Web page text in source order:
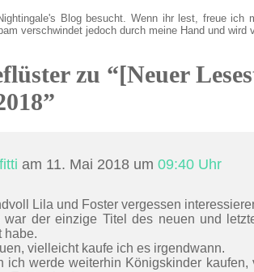
Blog besucht. Wenn ihr lest, freue ich
verschwindet jedoch durch meine Hand und wird
zu “[Neuer
am 11. Mai 2018 um 09:40 Uhr
Lila und Foster vergessen
war der einzige Titel des neuen und
habe.
vielleicht kaufe ich es irgendwann.
ich werde weiterhin Königskinder